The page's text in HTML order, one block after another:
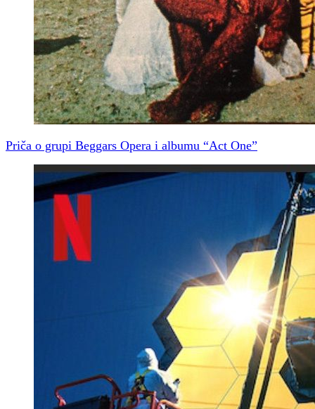
Priča o grupi Beggars Opera i albumu “Act One”